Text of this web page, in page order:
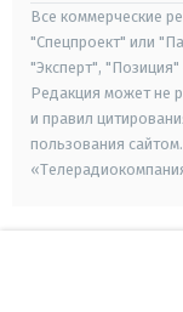
Все коммерческие
"Спецпроект" или
"Эксперт",
Редакция может не
и правил
пользования